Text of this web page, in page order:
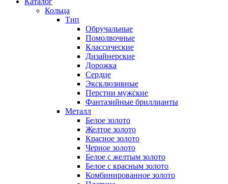
Кольца
Тип
Обручальные
Помолвочные
Классические
Дизайнерские
Дорожка
Сердце
Эксклюзивные
Перстни мужские
Фантазийные бриллианты
Металл
Белое золото
Желтое золото
Красное золото
Черное золото
Белое с желтым золото
Белое с красным золото
Комбинированное золото